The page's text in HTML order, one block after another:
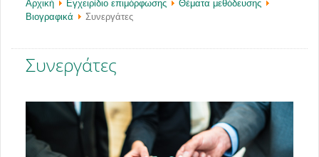
Αρχική Εγχειρίδιο επιμόρφωσης
Θέματα μεθόδευσης
Βιογραφικά
Συνεργάτες
Συνεργάτες